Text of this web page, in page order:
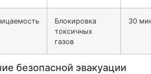
Блокировка
токсичных
газов
30
безопасной эвакуации